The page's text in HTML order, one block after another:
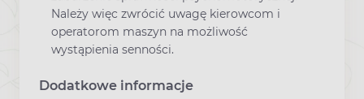
Należy więc zwrócić uwagę kierowcom i
operatorom maszyn na możliwość
wystąpienia senności.
Dodatkowe informacje